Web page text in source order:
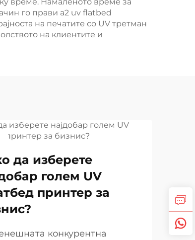
го прави a2 uv flatbed
на печатите со UV третман
на клиентите и
да изберете
голем UV
принтер за
конкурентна